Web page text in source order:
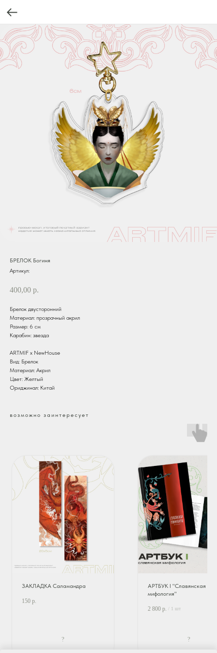
БРЕЛОК Богиня
Артикул:
400,00 р.
Брелок двусторонний
Материал: прозрачный акрил
Размер: 6 см
Карабин: звезда
ARTMIF х NewHouse
Вид: Брелок
Материал: Акрил
Цвет: Желтый
Ориджинал: Китай
возможно заинтересует
ЗАКЛАДКА Саламандра
150 р.
?
АРТБУК I "Славянская
мифология"
2 800 р. / 1 шт
?